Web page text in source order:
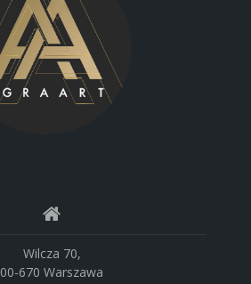
Wilcza 70,
00-670 Warszawa